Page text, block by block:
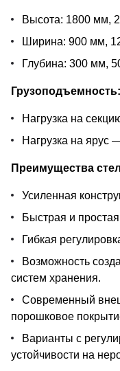
Высота: 1800 мм,
Ширина: 900 мм,
Глубина: 300 мм,
Грузоподъемность:
Нагрузка на
Нагрузка на ярус
Преимущества
Усиленная
Быстрая и
Гибкая
Возможность
систем хранения.
Современный
порошковое
Варианты с
устойчивости на